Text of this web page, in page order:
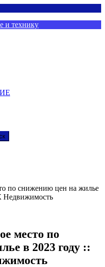
и технику
по снижению цен на жилье
Недвижимость
место по
в 2023 году ::